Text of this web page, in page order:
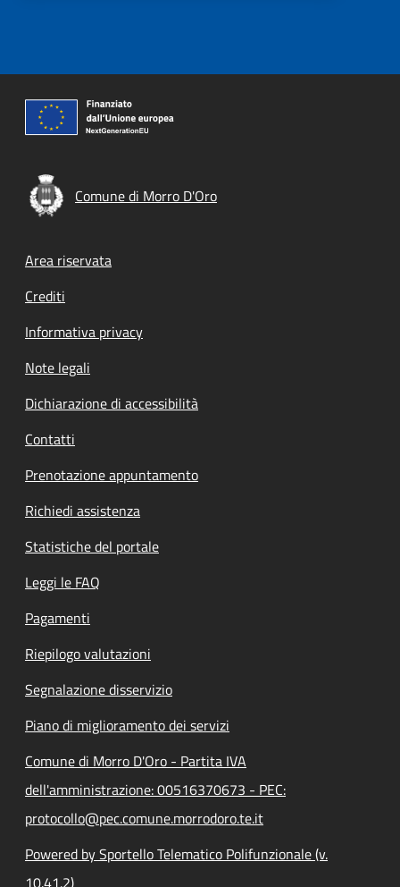
Comune di Morro D'Oro
Footer menu
Area riservata
Crediti
Informativa privacy
Note legali
Dichiarazione di accessibilità
Contatti
Prenotazione appuntamento
Richiedi assistenza
Statistiche del portale
Leggi le FAQ
Pagamenti
Riepilogo valutazioni
Segnalazione disservizio
Piano di miglioramento dei servizi
Comune di Morro D'Oro - Partita IVA
dell'amministrazione: 00516370673 - PEC:
protocollo@pec.comune.morrodoro.te.it
Powered by Sportello Telematico Polifunzionale (v.
10.41.2)